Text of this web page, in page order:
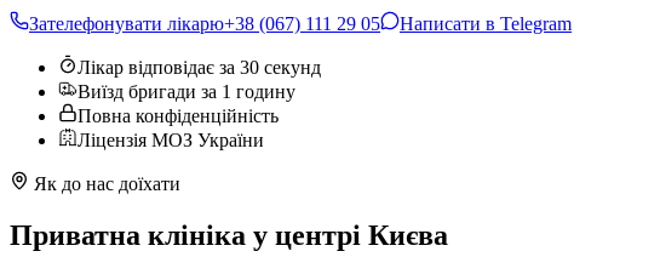
Зателефонувати лікарю+38 (067) 111 29 05 Написати в Telegram
Лікар відповідає за 30 секунд
Виїзд бригади за 1 годину
Повна конфіденційність
Ліцензія МОЗ України
Як до нас доїхати
Приватна клініка у центрі Києва